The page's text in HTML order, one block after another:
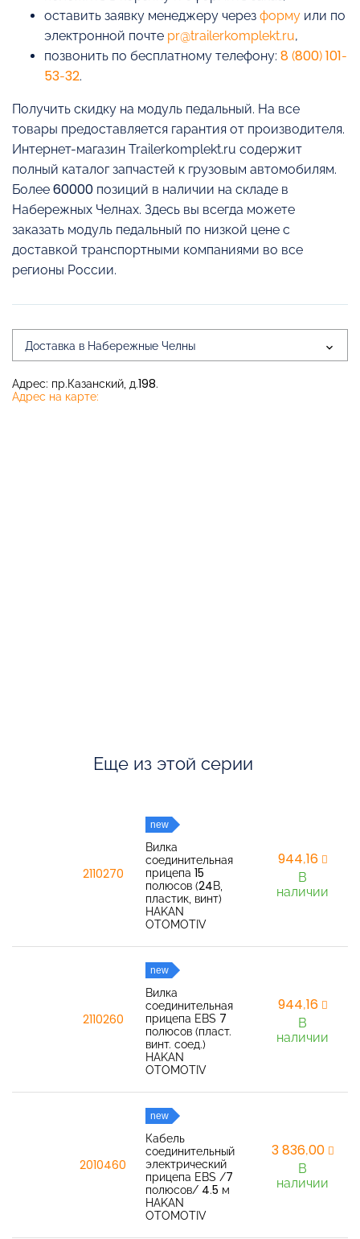
оставить заявку менеджеру через форму или по
электронной почте pr@trailerkomplekt.ru,
позвонить по бесплатному телефону: 8 (800) 101-
53-32.
Получить скидку на модуль педальный. На все
товары предоставляется гарантия от производителя.
Интернет-магазин Trailerkomplekt.ru содержит
полный каталог запчастей к грузовым автомобилям.
Более 60000 позиций в наличии на складе в
Набережных Челнах. Здесь вы всегда можете
заказать модуль педальный по низкой цене с
доставкой транспортными компаниями во все
регионы России.
Доставка в Набережные Челны
Адрес: пр.Казанский, д.198.
Адрес на карте:
Еще из этой серии
2110270
new
Вилка
соединительная
прицепа 15
полюсов (24В,
пластик, винт)
HAKAN
OTOMOTIV
944,16
В
наличии
2110260
new
Вилка
соединительная
прицепа EBS 7
полюсов (пласт.
винт. соед.)
HAKAN
OTOMOTIV
944,16
В
наличии
2010460
new
Кабель
соединительный
электрический
прицепа EBS /7
полюсов/ 4.5 м
HAKAN
OTOMOTIV
3 836,00
В
наличии